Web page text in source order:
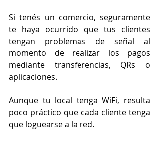
Si tenés un comercio, seguramente
te haya ocurrido que tus clientes
tengan problemas de señal al
momento de realizar los pagos
mediante transferencias, QRs o
aplicaciones.
Aunque tu local tenga WiFi, resulta
poco práctico que cada cliente tenga
que loguearse a la red.